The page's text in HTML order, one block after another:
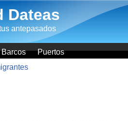
Dateas
antepasados
Barcos
Puertos